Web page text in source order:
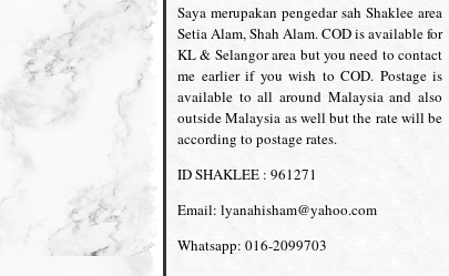
Saya merupakan pengedar sah Shaklee area
Setia Alam, Shah Alam. COD is available for
KL & Selangor area but you need to contact
me earlier if you wish to COD. Postage is
available to all around Malaysia and also
outside Malaysia as well but the rate will be
according to postage rates.
ID SHAKLEE : 961271
Email: lyanahisham@yahoo.com
Whatsapp: 016-2099703